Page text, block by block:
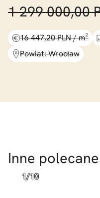
1 299 000,00
16 447,20 PLN / m²
Powiat: Wrocław
Inne